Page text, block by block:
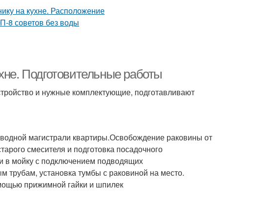
Подготовительные работы
и нужные комплектующие, подготавливают
магистрали квартиры.Освобождение раковины от
смесителя и подготовка посадочного
в мойку с подключением подводящих
установка тумбы с раковиной на место.
прижимной гайки и шпилек